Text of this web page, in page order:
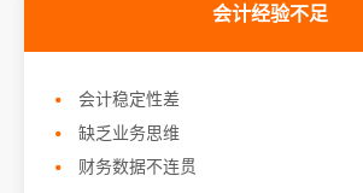
会计经验不足
会计稳定性差
缺乏业务思维
财务数据不连贯